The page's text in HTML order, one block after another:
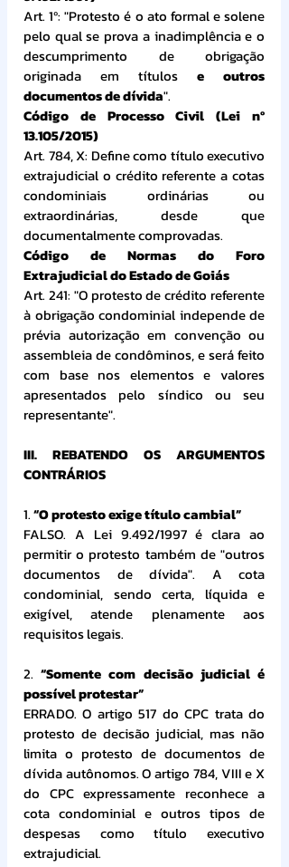
Art. 1º: "Protesto é o ato formal e solene
pelo qual se prova a inadimplência e o
descumprimento de obrigação
originada em títulos e outros
documentos de dívida".
Código de Processo Civil (Lei nº
13.105/2015)
Art. 784, X: Define como título executivo
extrajudicial o crédito referente a cotas
condominiais ordinárias ou
extraordinárias, desde que
documentalmente comprovadas.
Código de Normas do Foro
Extrajudicial do Estado de Goiás
Art. 241: "O protesto de crédito referente
à obrigação condominial independe de
prévia autorização em convenção ou
assembleia de condôminos, e será feito
com base nos elementos e valores
apresentados pelo síndico ou seu
representante".
III. REBATENDO OS ARGUMENTOS
CONTRÁRIOS
1. “O protesto exige título cambial”
FALSO. A Lei 9.492/1997 é clara ao
permitir o protesto também de "outros
documentos de dívida". A cota
condominial, sendo certa, líquida e
exigível, atende plenamente aos
requisitos legais.
2. “Somente com decisão judicial é
possível protestar”
ERRADO. O artigo 517 do CPC trata do
protesto de decisão judicial, mas não
limita o protesto de documentos de
dívida autônomos. O artigo 784, VIII e X
do CPC expressamente reconhece a
cota condominial e outros tipos de
despesas como título executivo
extrajudicial.